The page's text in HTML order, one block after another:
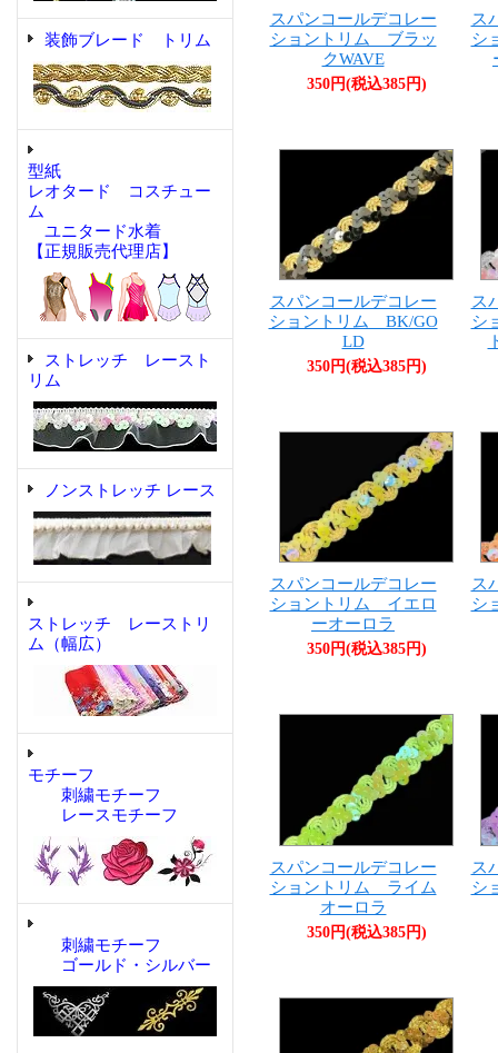
装飾ブレード トリム
型紙
レオタード コスチュー
ム
ユニタード水着
【正規販売代理店】
ストレッチ レースト
リム
ノンストレッチ レース
ストレッチ レーストリ
ム（幅広）
モチーフ
刺繍モチーフ
レースモチーフ
刺繍モチーフ
ゴールド・シルバー
スパンコールデコレー
ショントリム ブラッ
クWAVE
350円(税込385円)
ス
シ
スパンコールデコレー
ショントリム BK/GO
LD
350円(税込385円)
ス
シ
スパンコールデコレー
ショントリム イエロ
ーオーロラ
350円(税込385円)
ス
シ
スパンコールデコレー
ショントリム ライム
オーロラ
350円(税込385円)
ス
シ